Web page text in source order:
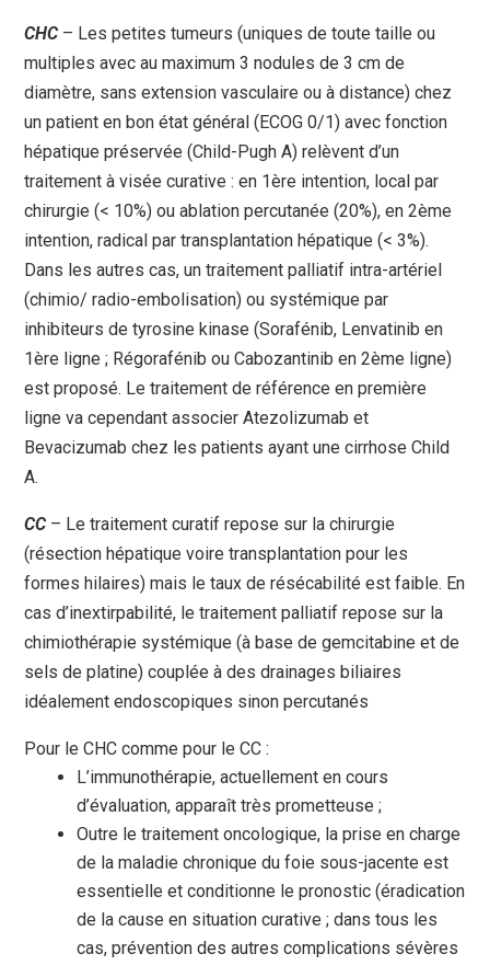
CHC– Les petites tumeurs (uniques de toute taille ou
multiples avec au maximum 3 nodules de 3 cm de
diamètre, sans extension vasculaire ou à distance) chez
un patient en bon état général (ECOG 0/1) avec fonction
hépatique préservée (Child-Pugh A) relèvent d’un
traitement à visée curative : en 1ère intention, local par
chirurgie (< 10%) ou ablation percutanée (20%), en 2ème
intention, radical par transplantation hépatique (< 3%).
Dans les autres cas, un traitement palliatif intra-artériel
(chimio/ radio-embolisation) ou systémique par
inhibiteurs de tyrosine kinase (Sorafénib, Lenvatinib en
1ère ligne ; Régorafénib ou Cabozantinib en 2ème ligne)
est proposé. Le traitement de référence en première
ligne va cependant associer Atezolizumab et
Bevacizumab chez les patients ayant une cirrhose Child
A.
CC– Le traitement curatif repose sur la chirurgie
(résection hépatique voire transplantation pour les
formes hilaires) mais le taux de résécabilité est faible. En
cas d’inextirpabilité, le traitement palliatif repose sur la
chimiothérapie systémique (à base de gemcitabine et de
sels de platine) couplée à des drainages biliaires
idéalement endoscopiques sinon percutanés
Pour le CHC comme pour le CC :
L’immunothérapie, actuellement en cours
d’évaluation, apparaît très prometteuse ;
Outre le traitement oncologique, la prise en charge
de la maladie chronique du foie sous-jacente est
essentielle et conditionne le pronostic (éradication
de la cause en situation curative ; dans tous les
cas, prévention des autres complications sévères